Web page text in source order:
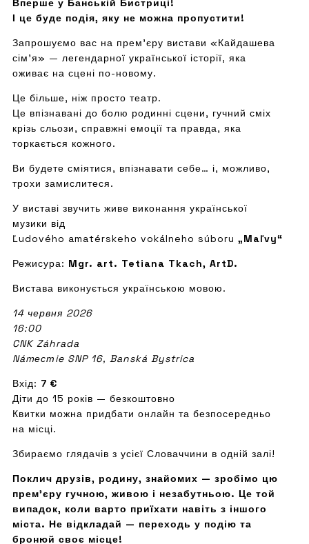
Вперше у Банській Бистриці!
І це буде подія, яку не можна пропустити!
Запрошуємо вас на прем’єру вистави «Кайдашева
сім’я» — легендарної української історії, яка
оживає на сцені по-новому.
Це більше, ніж просто театр.
Це впізнавані до болю родинні сцени, гучний сміх
крізь сльози, справжні емоції та правда, яка
торкається кожного.
Ви будете сміятися, впізнавати себе… і, можливо,
трохи замислитеся.
У виставі звучить живе виконання української
музики від
Ľudového amatérskeho vokálneho súboru „Maľvy“
Режисура: Mgr. art. Tetiana Tkach, ArtD.
Вистава виконується українською мовою.
14 червня 2026
16:00
CNK Záhrada
Námестie SNP 16, Banská Bystrica
Вхід: 7 €
Діти до 15 років — безкоштовно
Квитки можна придбати онлайн та безпосередньо
на місці.
Збираємо глядачів з усієї Словаччини в одній залі!
Поклич друзів, родину, знайомих — зробімо цю
прем’єру гучною, живою і незабутньою. Це той
випадок, коли варто приїхати навіть з іншого
міста. Не відкладай — переходь у подію та
бронюй своє місце!